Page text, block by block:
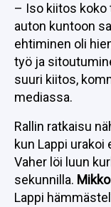
– Iso kiitos koko
auton kuntoon
ehtiminen oli
työ ja
suuri kiitos,
mediassa.
Rallin ratkaisu
kun Lappi
Vaher löi luun
sekunnilla.
Lappi